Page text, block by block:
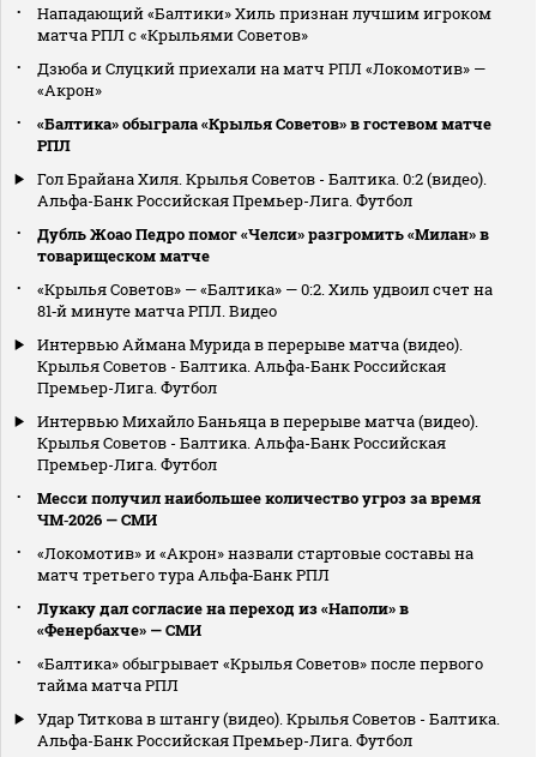
Нападающий «Балтики» Хиль признан лучшим игроком
матча РПЛ с «Крыльями Советов»
Дзюба и Слуцкий приехали на матч РПЛ «Локомотив» —
«Акрон»
«Балтика» обыграла «Крылья Советов» в гостевом матче
РПЛ
Гол Брайана Хиля. Крылья Советов - Балтика. 0:2 (видео).
Альфа-Банк Российская Премьер-Лига. Футбол
Дубль Жоао Педро помог «Челси» разгромить «Милан» в
товарищеском матче
«Крылья Советов» — «Балтика» — 0:2. Хиль удвоил счет на
81‑й минуте матча РПЛ. Видео
Интервью Аймана Мурида в перерыве матча (видео).
Крылья Советов - Балтика. Альфа-Банк Российская
Премьер-Лига. Футбол
Интервью Михайло Баньяца в перерыве матча (видео).
Крылья Советов - Балтика. Альфа-Банк Российская
Премьер-Лига. Футбол
Месси получил наибольшее количество угроз за время
ЧМ‑2026 — СМИ
«Локомотив» и «Акрон» назвали стартовые составы на
матч третьего тура Альфа‑Банк РПЛ
Лукаку дал согласие на переход из «Наполи» в
«Фенербахче» — СМИ
«Балтика» обыгрывает «Крылья Советов» после первого
тайма матча РПЛ
Удар Титкова в штангу (видео). Крылья Советов - Балтика.
Альфа-Банк Российская Премьер-Лига. Футбол